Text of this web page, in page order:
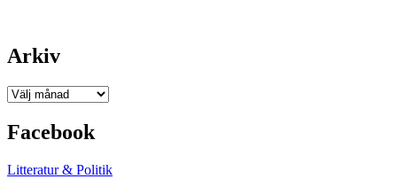
Arkiv
Arkiv
Facebook
Litteratur & Politik